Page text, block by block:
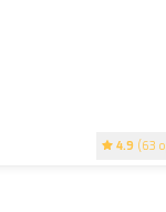
4.9 (63